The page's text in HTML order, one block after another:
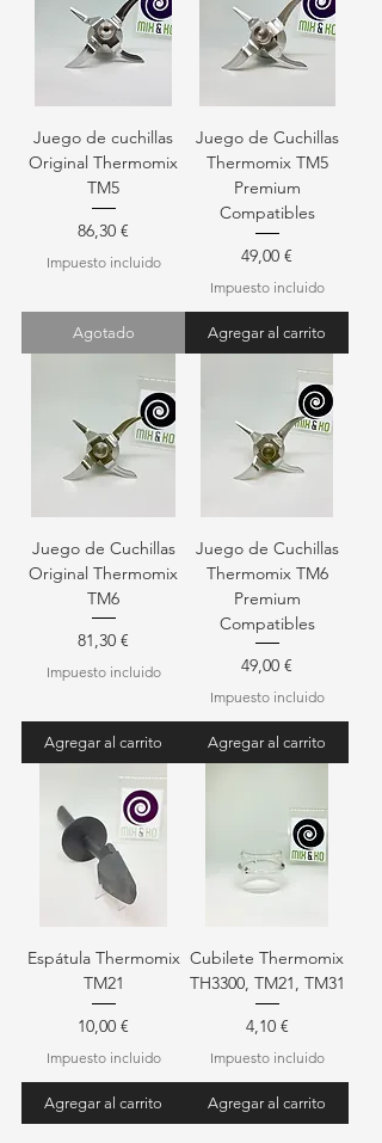
Juego de cuchillas
Original Thermomix
TM5
Precio
86,30 €
Impuesto incluido
Agotado
Juego de Cuchillas
Thermomix TM5
Premium
Compatibles
Precio
49,00 €
Impuesto incluido
Agregar al carrito
Juego de Cuchillas
Original Thermomix
TM6
Precio
81,30 €
Impuesto incluido
Agregar al carrito
Juego de Cuchillas
Thermomix TM6
Premium
Compatibles
Precio
49,00 €
Impuesto incluido
Agregar al carrito
Espátula Thermomix
TM21
Precio
10,00 €
Impuesto incluido
Agregar al carrito
Cubilete Thermomix
TH3300, TM21, TM31
Precio
4,10 €
Impuesto incluido
Agregar al carrito